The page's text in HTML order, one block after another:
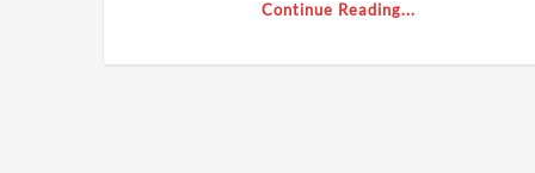
Continue Reading...